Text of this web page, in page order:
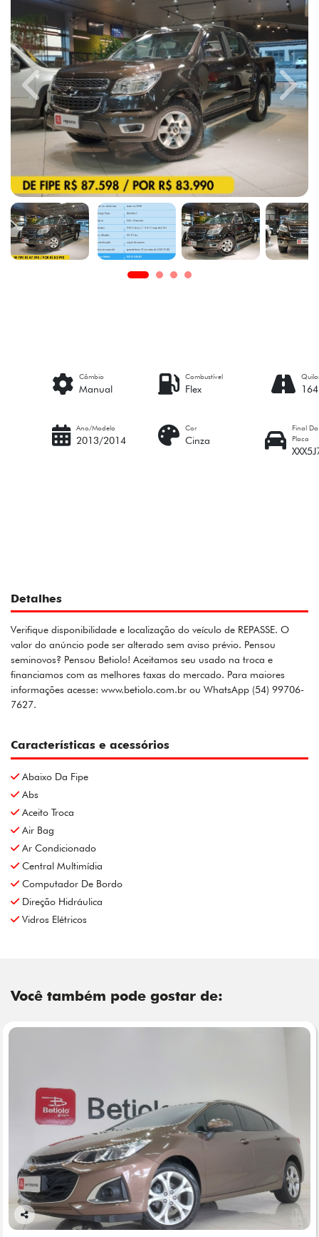
Previous Next
Câmbio
Manual
Combustível
Flex
Ano/Modelo
2013/2014
Cor
Cinza
Final Da
Placa
Detalhes
Verifique disponibilidade e localização do veículo de REPASSE. O
valor do anúncio pode ser alterado sem aviso prévio. Pensou
seminovos? Pensou Betiolo! Aceitamos seu usado na troca e
financiamos com as melhores taxas do mercado. Para maiores
informações acesse: www.betiolo.com.br ou WhatsApp (54) 99706-
7627.
Características e acessórios
Abaixo Da Fipe
Abs
Aceito Troca
Air Bag
Ar Condicionado
Central Multimídia
Computador De Bordo
Direção Hidráulica
Vidros Elétricos
Você também pode gostar de:
Co